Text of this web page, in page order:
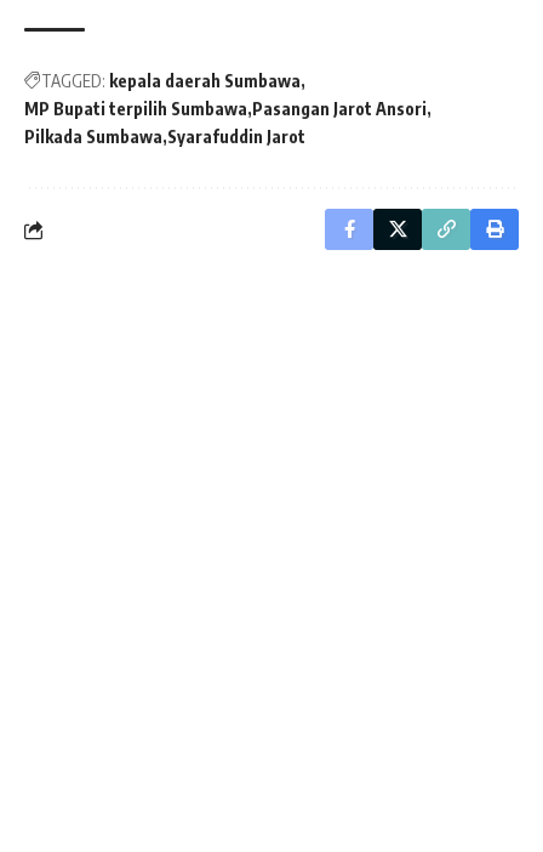
TAGGED: kepala daerah Sumbawa
MP Bupati terpilih Sumbawa Pasangan Jarot Ansori
Pilkada Sumbawa Syarafuddin Jarot